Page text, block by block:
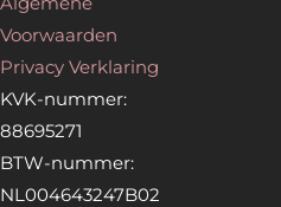
Voorwaarden
Privacy Verklaring
KVK-nummer:
88695271
BTW-nummer:
NL004643247B02